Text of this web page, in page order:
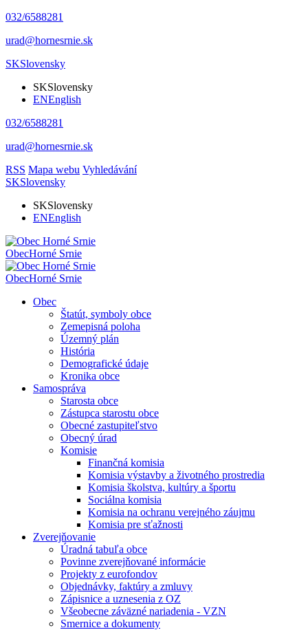
032/6588281
urad@hornesrnie.sk
SKSlovensky
SKSlovensky
ENEnglish
032/6588281
urad@hornesrnie.sk
RSS Mapa webu Vyhledávání
SKSlovensky
SKSlovensky
ENEnglish
ObecHorné Srnie
ObecHorné Srnie
Obec
Štatút, symboly obce
Zemepisná poloha
Územný plán
História
Demografické údaje
Kronika obce
Samospráva
Starosta obce
Zástupca starostu obce
Obecné zastupiteľstvo
Obecný úrad
Komisie
Finančná komisia
Komisia výstavby a životného prostredia
Komisia školstva, kultúry a športu
Sociálna komisia
Komisia na ochranu verejného záujmu
Komisia pre sťažnosti
Zverejňovanie
Úradná tabuľa obce
Povinne zverejňované informácie
Projekty z eurofondov
Objednávky, faktúry a zmluvy
Zápisnice a uznesenia z OZ
Všeobecne záväzné nariadenia - VZN
Smernice a dokumenty